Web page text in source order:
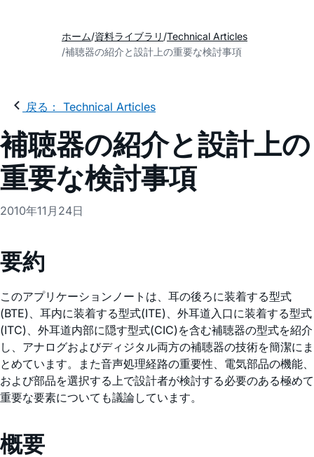
ホーム 資料ライブラリ Technical Articles
補聴器の紹介と設計上の重要な検討事項
戻る： Technical Articles
補聴器の紹介と設計上の
重要な検討事項
2010年11月24日
要約
このアプリケーションノートは、耳の後ろに装着する型式
(BTE)、耳内に装着する型式(ITE)、外耳道入口に装着する型式
(ITC)、外耳道内部に隠す型式(CIC)を含む補聴器の型式を紹介
し、アナログおよびディジタル両方の補聴器の技術を簡潔にま
とめています。また音声処理経路の重要性、電気部品の機能、
および部品を選択する上で設計者が検討する必要のある極めて
重要な要素についても議論しています。
概要